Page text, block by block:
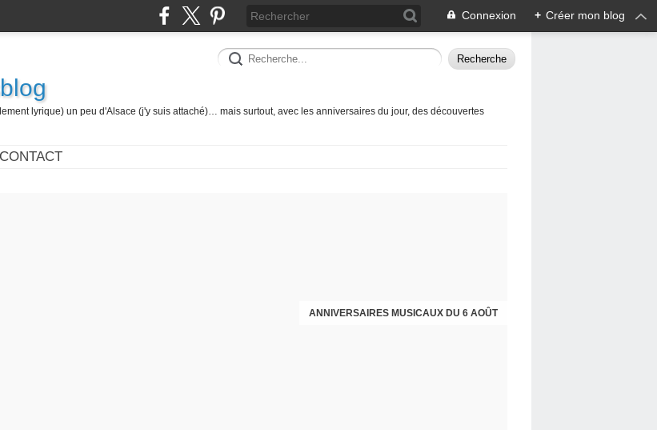
Connexion + Créer mon blog
lyrique) un peu d'Alsace (j'y suis attaché)… mais surtout, avec les anniversaires du jour, des découvertes
CONTACT
ANNIVERSAIRES MUSICAUX DU 6 AOÛT
ANNIVERSAIRES MUSICAUX DU 5 AOÛT